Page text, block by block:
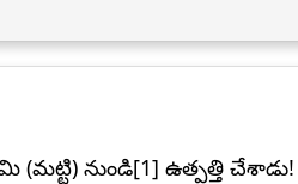
నుండి[1] ఉత్పత్తి చేశాడు!